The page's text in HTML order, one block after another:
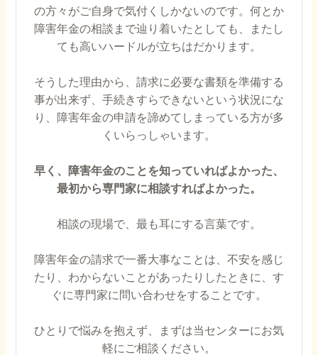
の方々がご自身で気付くしかないのです。何とか
障害年金の相談まで辿り着いたとしても、またし
ても高いハードルが立ちはだかります。
そうした理由から、請求に必要な書類を準備する
事が出来ず、手続きすらできないという状況にな
り、障害年金の申請を諦めてしまっている方が多
くいらっしゃいます。
早く、障害年金のことを知っていればよかった、
最初から専門家に相談すればよかった。
相談の現場で、最も耳にする言葉です。
障害年金の請求で一番大事なことは、不安を感じ
たり、わからないことがあったりしたときに、す
ぐに専門家に問い合わせをすることです。
ひとりで悩みを抱えず、まずは当センターにお気
軽にご相談ください。